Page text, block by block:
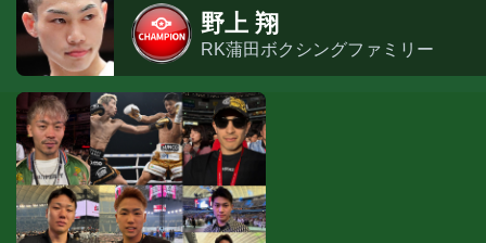
野上 翔
RK蒲田ボクシングファミリー